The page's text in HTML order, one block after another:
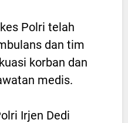
Polri telah
dan tim
korban dan
medis.
Irjen Dedi